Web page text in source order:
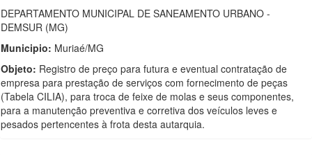
DEPARTAMENTO MUNICIPAL DE SANEAMENTO URBANO -
DEMSUR (MG)
Municipio: Muriaé/MG
Objeto: Registro de preço para futura e eventual contratação de
empresa para prestação de serviços com fornecimento de peças
(Tabela CILIA), para troca de feixe de molas e seus componentes,
para a manutenção preventiva e corretiva dos veículos leves e
pesados pertencentes à frota desta autarquia.